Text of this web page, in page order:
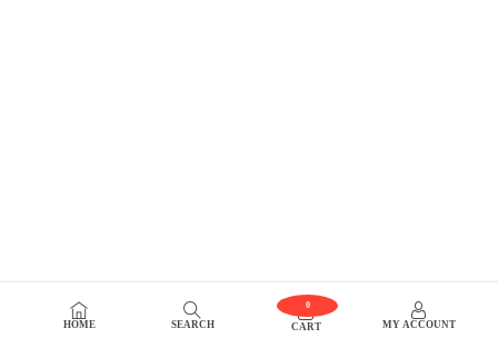
HOME SEARCH
0
CART MY ACCOUNT